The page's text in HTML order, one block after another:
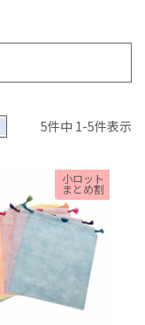
5件中 1-5件表示